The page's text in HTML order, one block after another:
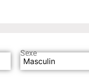
Sexe
Masculin